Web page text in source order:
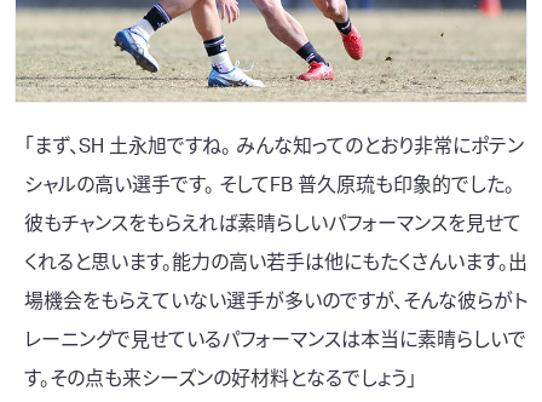
「まず、 SH 土永旭ですね。 みんな知ってのとおり非常にポテン
シャルの高い選手です。 そして FB 普久原琉も印象的でした。
彼もチャンスをもらえれば素晴らしいパフォーマンスを見せて
くれると思います。能力の高い若手は他にもたくさんいます。出
場機会をもらえていない選手が多いのですが、そんな彼らがト
レーニングで見せているパフォーマンスは本当に素晴らしいで
す。その点も来シーズンの好材料となるでしょう」